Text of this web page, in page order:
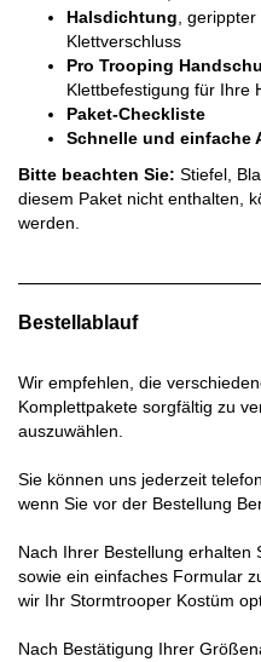
Halsdichtung ,
Klettverschluss
Pro Trooping
Klettbefestigung für Ihre
Paket-Checkliste
Schnelle und einfache
Bitte beachten Sie: Stiefel,
diesem Paket nicht enthalten,
werden.
Bestellablauf
Wir empfehlen, die
Komplettpakete sorgfältig zu
auszuwählen.
Sie können uns jederzeit
wenn Sie vor der Bestellung
Nach Ihrer Bestellung erhalten
sowie ein einfaches Formular
wir Ihr Stormtrooper Kostüm
Nach Bestätigung Ihrer